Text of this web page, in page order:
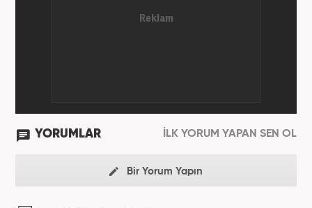
YORUMLAR İLK YORUM YAPAN SEN OL
Bir Yorum Yapın